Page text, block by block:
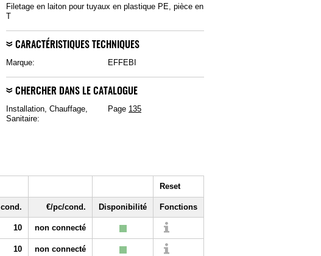
Filetage en laiton pour tuyaux en plastique PE, pièce en
T
CARACTÉRISTIQUES TECHNIQUES
Marque: EFFEBI
CHERCHER DANS LE CATALOGUE
Installation, Chauffage,
Sanitaire:
Page 135
Reset
cond. €/pc/cond. Disponibilité Fonctions
10 non connecté
10 non connecté